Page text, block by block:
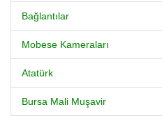
Bağlantılar
Mobese Kameraları
Atatürk
Bursa Mali Muşavir